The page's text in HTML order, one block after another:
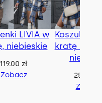
LIVIA w
niebieskie
119.00zł
Zobacz
Koszula
kratę z
259.00
Zobacz